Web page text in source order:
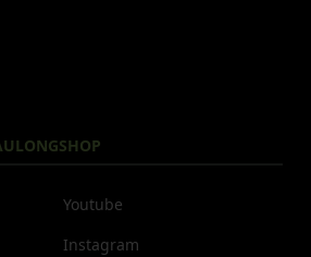
Youtube
Instagram